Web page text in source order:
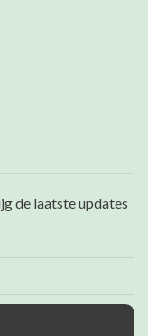
de laatste updates